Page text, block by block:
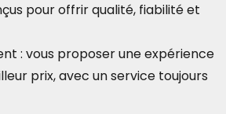
pour offrir qualité, fiabilité et
: vous proposer une expérience
prix, avec un service toujours